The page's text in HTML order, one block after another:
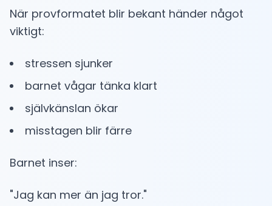
När provformatet blir bekant händer något
viktigt:
stressen sjunker
barnet vågar tänka klart
självkänslan ökar
misstagen blir färre
Barnet inser:
"Jag kan mer än jag tror."